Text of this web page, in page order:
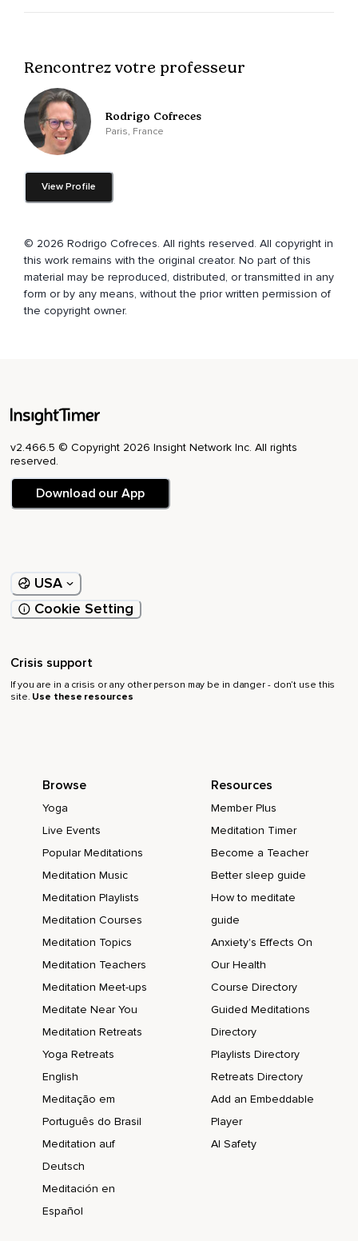
Fermez les yeux,
Prenez conscience de votre respiration,
Inspirez calmement par le nez et expirez doucement par la
bouche.
les vider.
Relâchez un peu plus votre corps,
Les pieds,
Les jambes,
Sentez s'il y a des tensions ou des crispations au niveau du
Laissez-les partir.
A l'inspiration,
Lâchez toutes tensions,
Toutes résistances en les laissant disparaître.
Je sens mon corps,
Expire,
de vous remplir et de vous envelopper.
La mâchoire inférieure,
Les lèvres,
L'intérieur de la bouche,
Le nez,
Les yeux,
Le front,
Les oreilles.
Quand de façon consciente vous relâchez votre visage et
votre tête,
Le cerveau peut aussi se relâcher,
Comme un muscle qui se détend ou qui se relâche,
Rencontrez votre professeur
Rodrigo Cofreces
Paris, France
View Profile
© 2026 Rodrigo Cofreces. All rights reserved. All copyright in
this work remains with the original creator. No part of this
material may be reproduced, distributed, or transmitted in any
form or by any means, without the prior written permission of
the copyright owner.
v2.466.5 © Copyright 2026 Insight Network Inc. All rights
reserved.
Download our App
USA
Cookie Setting
Crisis support
If you are in a crisis or any other person may be in danger - don’t use this
site. Use these resources
Browse
Yoga
Live Events
Popular Meditations
Meditation Music
Meditation Playlists
Meditation Courses
Meditation Topics
Meditation Teachers
Meditation Meet-ups
Meditate Near You
Meditation Retreats
Yoga Retreats
English
Meditação em
Português do Brasil
Meditation auf
Deutsch
Meditación en
Español
Resources
Member Plus
Meditation Timer
Become a Teacher
Better sleep guide
How to meditate
guide
Anxiety's Effects On
Our Health
Course Directory
Guided Meditations
Directory
Playlists Directory
Retreats Directory
Add an Embeddable
Player
AI Safety